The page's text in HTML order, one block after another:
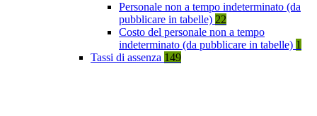
Personale non a tempo indeterminato (da
pubblicare in tabelle) 22
Costo del personale non a tempo
indeterminato (da pubblicare in tabelle) 1
Tassi di assenza 149